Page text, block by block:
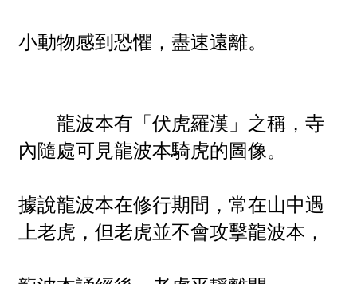
小動物感到恐懼，盡速遠離。
龍波本有「伏虎羅漢」之稱，寺
內隨處可見龍波本騎虎的圖像。
據說龍波本在修行期間，常在山中遇
上老虎，但老虎並不會攻擊龍波本，